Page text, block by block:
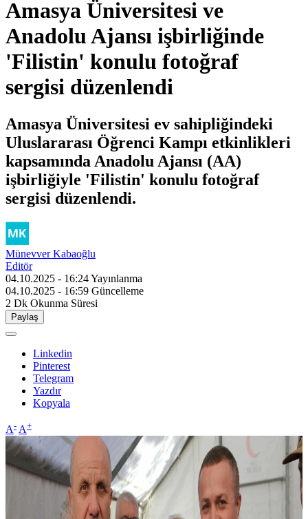
Amasya Üniversitesi ve
Anadolu Ajansı işbirliğinde
'Filistin' konulu fotoğraf
sergisi düzenlendi
Amasya Üniversitesi ev sahipliğindeki
Uluslararası Öğrenci Kampı etkinlikleri
kapsamında Anadolu Ajansı (AA)
işbirliğiyle 'Filistin' konulu fotoğraf
sergisi düzenlendi.
Münevver Kabaoğlu
Editör
04.10.2025 - 16:24Yayınlanma
04.10.2025 - 16:59 Güncelleme
2 Dk Okunma Süresi
Paylaş
Linkedin
Pinterest
Telegram
Yazdır
Kopyala
A- A+